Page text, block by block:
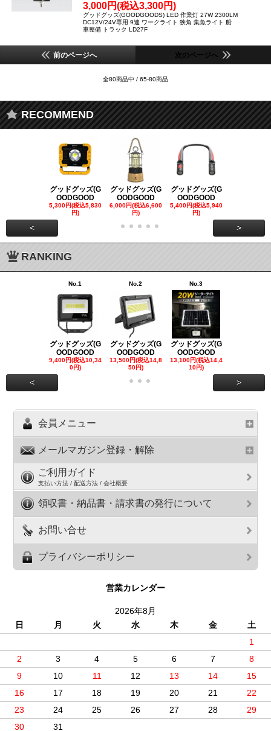
3,000円(税込3,300円)
グッドグッズ(GOODGOODS) LED 作業灯 27W 2300LM
DC12V/24V専用 9連 ワークライト 狭角 集魚ライト 船
車整備 トラック LD27F
前のページへ 次のページへ
全80商品中 / 65-80商品
RECOMMEND
グッドグッズ(G
OODGOOD
5,300円(税込5,830
円)
グッドグッズ(G
OODGOOD
6,000円(税込6,600
円)
グッドグッズ(G
OODGOOD
5,400円(税込5,940
円)
< >
RANKING
No.1
グッドグッズ(G
OODGOOD
9,400円(税込10,34
0円)
No.2
グッドグッズ(G
OODGOOD
13,500円(税込14,8
50円)
No.3
グッドグッズ(G
OODGOOD
13,100円(税込14,4
10円)
< >
会員メニュー
メールマガジン登録・解除
ご利用ガイド
支払い方法 / 配送方法 / 会社概要
領収書・納品書・請求書の発行について
お問い合せ
プライバシーポリシー
営業カレンダー
2026年8月
日
月 火 水 木 金
土
1
2
3 4 5 6 7
8
9
10 11 12 13 14
15
16
17 18 19 20 21
22
23
24 25 26 27 28
29
30
31